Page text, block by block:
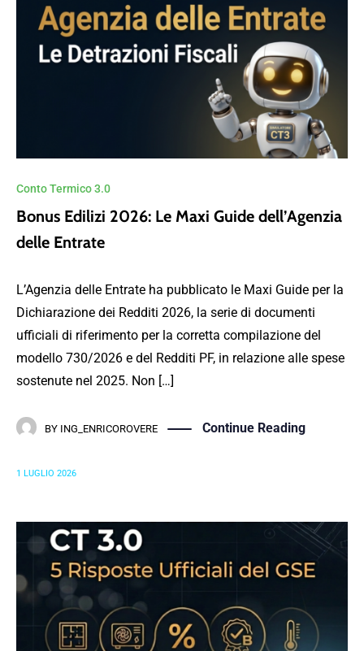
Conto Termico 3.0
Bonus Edilizi 2026: Le Maxi Guide dell’Agenzia
delle Entrate
L’Agenzia delle Entrate ha pubblicato le Maxi Guide per la
Dichiarazione dei Redditi 2026, la serie di documenti
ufficiali di riferimento per la corretta compilazione del
modello 730/2026 e del Redditi PF, in relazione alle spese
sostenute nel 2025. Non […]
BY ING_ENRICOROVERE Continue Reading
1 LUGLIO 2026